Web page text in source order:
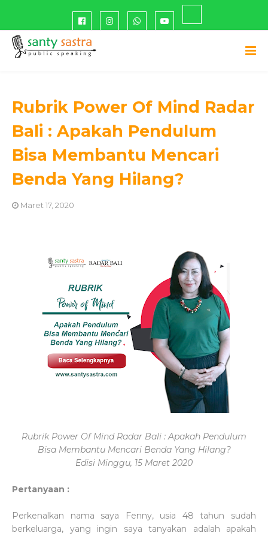
Rubrik Power Of Mind Radar
Bali : Apakah Pendulum
Bisa Membantu Mencari
Benda Yang Hilang?
Maret 17, 2020
Rubrik Power Of Mind Radar Bali : Apakah Pendulum
Bisa Membantu Mencari Benda Yang Hilang?
Edisi Minggu, 15 Maret 2020
Pertanyaan :
Perkenalkan nama saya Fenny, usia 48 tahun sudah
berkeluarga, yang ingin saya tanyakan adalah apakah